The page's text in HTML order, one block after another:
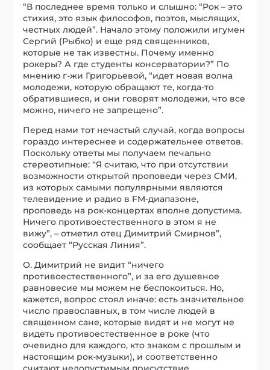
“В последнее время только и слышно: “Рок – это
стихия, это язык философов, поэтов, мыслящих,
честных людей”. Начало этому положили игумен
Сергий (Рыбко) и еще ряд священников,
которые не так известны. Почему именно
рокеры? А где студенты консерватории?” По
мнению г-жи Григорьевой, “идет новая волна
молодежи, которую обращают те, когда-то
обратившиеся, и они говорят молодежи, что все
можно, ничего не запрещено”.
Перед нами тот нечастый случай, когда вопросы
гораздо интереснее и содержательнее ответов.
Поскольку ответы мы получаем печально
стереотипные: “Я считаю, что при отсутствии
возможности открытой проповеди через СМИ,
из которых самыми популярными являются
телевидение и радио в FM-диапазоне,
проповедь на рок-концертах вполне допустима.
Ничего противоестественного в этом я не
вижу”, – отметил отец Димитрий Смирнов”,
сообщает “Русская Линия”.
О. Димитрий не видит “ничего
противоестественного”, и за его душевное
равновесие мы можем не беспокоиться. Но,
кажется, вопрос стоял иначе: есть значительное
число православных, в том числе людей в
священном сане, которые видят и не могут не
видеть противоестественное в роке (что
очевидно для каждого, кто знаком с прошлым и
настоящим рок-музыки), и соответственно